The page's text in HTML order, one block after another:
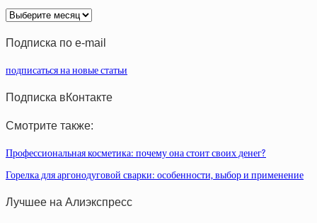
Архив
статей
Подписка по e-mail
подписаться на новые статьи
Подписка вКонтакте
Смотрите также:
Профессиональная косметика: почему она стоит своих денег?
Горелка для аргонодуговой сварки: особенности, выбор и применение
Лучшее на Алиэкспресс